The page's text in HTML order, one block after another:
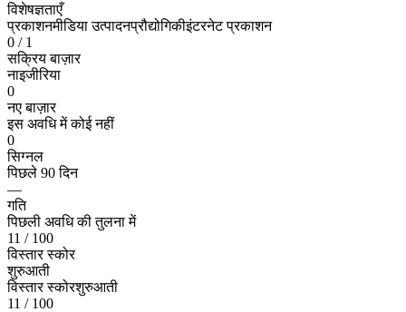
विशेषज्ञताएँ
प्रकाशनमीडिया उत्पादनप्रौद्योगिकीइंटरनेट प्रकाशन
0 / 1
सक्रिय बाज़ार
नाइजीरिया
0
नए बाज़ार
इस अवधि में कोई नहीं
0
सिग्नल
पिछले 90 दिन
—
गति
पिछली अवधि की तुलना में
11 / 100
विस्तार स्कोर
शुरुआती
विस्तार स्कोरशुरुआती
11 / 100